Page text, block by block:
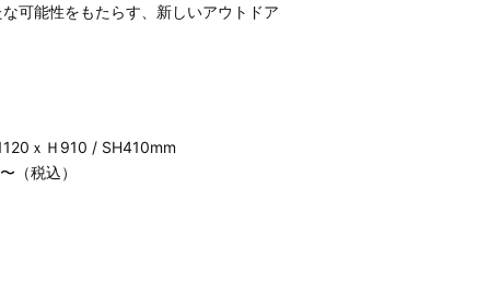
可能性をもたらす、新しいアウトドア
ｘＨ910 / SH410mm
（税込）